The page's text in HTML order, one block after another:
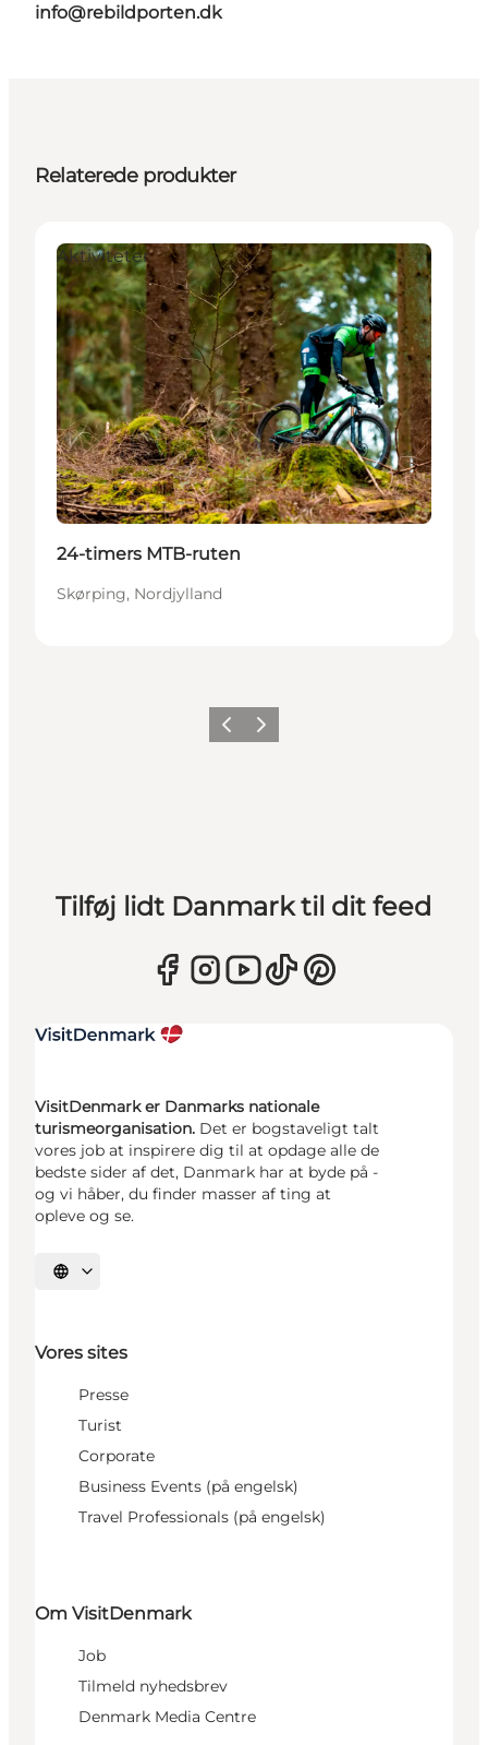
info@rebildporten.dk
Relaterede produkter
Aktiviteter
24-timers MTB-ruten
Skørping, Nordjylland
ForrigeNæste
Tilføj lidt Danmark til dit feed
VisitDenmark er Danmarks nationale
turismeorganisation. Det er bogstaveligt talt
vores job at inspirere dig til at opdage alle de
bedste sider af det, Danmark har at byde på -
og vi håber, du finder masser af ting at
opleve og se.
Vælg sprog
Vores sites
Presse
Turist
Corporate
Business Events (på engelsk)
Travel Professionals (på engelsk)
Om VisitDenmark
Job
Tilmeld nyhedsbrev
Denmark Media Centre